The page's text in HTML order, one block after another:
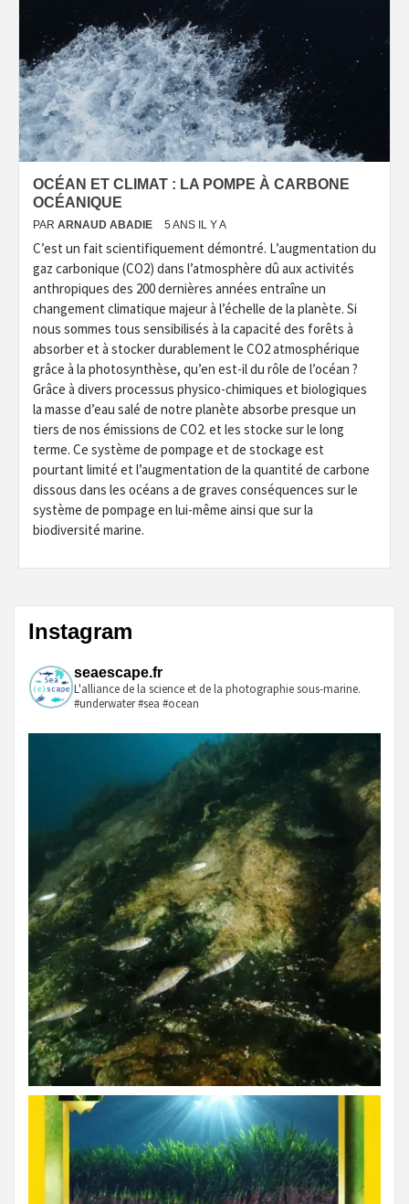
OCÉAN ET CLIMAT : LA POMPE À CARBONE
OCÉANIQUE
PAR ARNAUD ABADIE 5 ANS IL Y A
C’est un fait scientifiquement démontré. L’augmentation du
gaz carbonique (CO2) dans l’atmosphère dû aux activités
anthropiques des 200 dernières années entraîne un
changement climatique majeur à l’échelle de la planète. Si
nous sommes tous sensibilisés à la capacité des forêts à
absorber et à stocker durablement le CO2 atmosphérique
grâce à la photosynthèse, qu’en est-il du rôle de l’océan ?
Grâce à divers processus physico-chimiques et biologiques
la masse d’eau salé de notre planète absorbe presque un
tiers de nos émissions de CO2. et les stocke sur le long
terme. Ce système de pompage et de stockage est
pourtant limité et l’augmentation de la quantité de carbone
dissous dans les océans a de graves conséquences sur le
système de pompage en lui-même ainsi que sur la
biodiversité marine.
Instagram
seaescape.fr
L'alliance de la science et de la photographie sous-marine.
#underwater #sea #ocean